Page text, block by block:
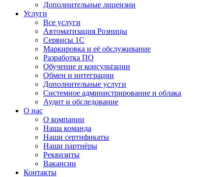
Дополнительные лицензии
Услуги
Все услуги
Автоматизация Розницы
Сервисы 1С
Маркировка и её обслуживание
Разработка ПО
Обучение и консультации
Обмен и интеграции
Дополнительные услуги
Системное администрирование и облака
Аудит и обследование
О нас
О компании
Наша команда
Наши сертификаты
Наши партнёры
Реквизиты
Вакансии
Контакты